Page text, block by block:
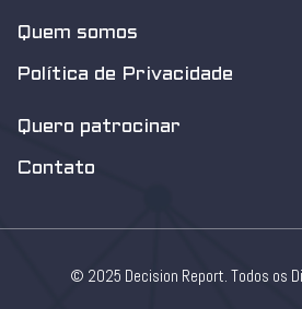
Quem somos
Política de Privacidade
Quero patrocinar
Contato
© 2025 Decision Report. Todos os